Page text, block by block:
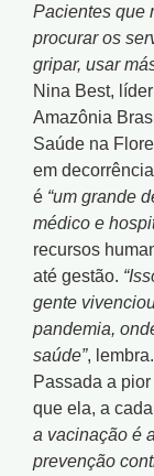
Pacientes que
procurar os
gripar, usar
Nina Best,
Amazônia
Saúde na
em
é “um grande
médico e
recursos
até gestão.
gente
pandemia,
saúde”, lembra.
Passada a
que ela, a
a vacinação é
prevenção